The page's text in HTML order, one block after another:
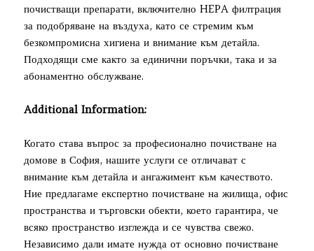
почистващи препарати, включително HEPA филтрация
за подобряване на въздуха, като се стремим към
безкомпромисна хигиена и внимание към детайла.
Подходящи сме както за единични поръчки, така и за
абонаментно обслужване.
Additional Information:
Когато става въпрос за професионално почистване на
домове в София, нашите услуги се отличават с
внимание към детайла и ангажимент към качеството.
Ние предлагаме експертно почистване на жилища, офис
пространства и търговски обекти, което гарантира, че
всяко пространство изглежда и се чувства свежо.
Независимо дали имате нужда от основно почистване